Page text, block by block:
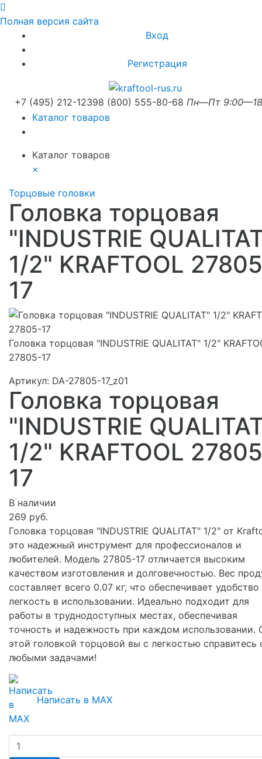
Полная версия сайта
Вход
Регистрация
+7 (495) 212-12398 (800) 555-80-68 Пн—Пт
Каталог товаров
Каталог товаров
×
Торцовые головки
Головка торцовая
"INDUSTRIE
1/2" KRAFTOOL
17
Головка торцовая "INDUSTRIE QUALITAT" 1/2"
27805-17
Артикул: DA-27805-17_z01
Головка торцовая
"INDUSTRIE
1/2" KRAFTOOL
17
В наличии
269 руб.
Головка торцовая "INDUSTRIE QUALITAT" 1/2" от
это надежный инструмент для профессионалов и
любителей. Модель 27805-17 отличается высоким
качеством изготовления и долговечностью. Вес
составляет всего 0.07 кг, что обеспечивает удобство
легкость в использовании. Идеально подходит для
работы в труднодоступных местах, обеспечивая
точность и надежность при каждом использовании.
этой головкой торцовой вы с легкостью справитесь
любыми задачами!
Написать в MAX